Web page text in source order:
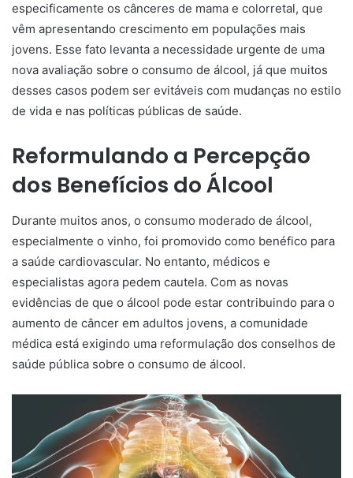
especificamente os cânceres de mama e colorretal, que
vêm apresentando crescimento em populações mais
jovens. Esse fato levanta a necessidade urgente de uma
nova avaliação sobre o consumo de álcool, já que muitos
desses casos podem ser evitáveis com mudanças no estilo
de vida e nas políticas públicas de saúde.
Reformulando a Percepção
dos Benefícios do Álcool
Durante muitos anos, o consumo moderado de álcool,
especialmente o vinho, foi promovido como benéfico para
a saúde cardiovascular. No entanto, médicos e
especialistas agora pedem cautela. Com as novas
evidências de que o álcool pode estar contribuindo para o
aumento de câncer em adultos jovens, a comunidade
médica está exigindo uma reformulação dos conselhos de
saúde pública sobre o consumo de álcool.